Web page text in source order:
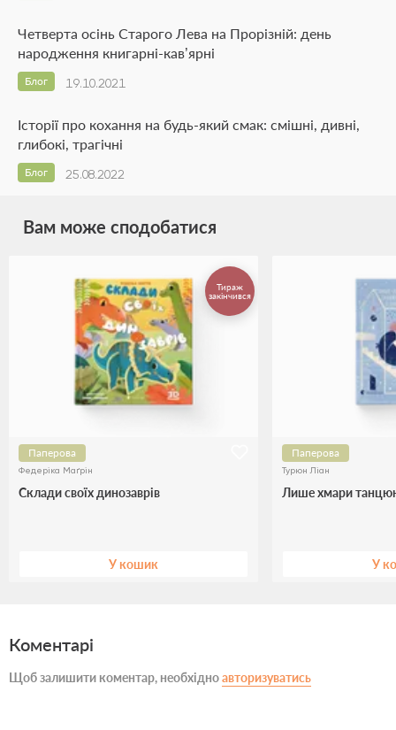
Четверта осінь Старого Лева на Прорізній: день
народження книгарні-кав’ярні
19.10.2021
Блог
Історії про кохання на будь-який смак: смішні, дивні,
глибокі, трагічні
25.08.2022
Блог
Вам може сподобатися
Тираж
закінчився
Паперова
Федеріка Маґрін
Склади своїх динозаврів
У кошик
Паперова
Турюн Ліан
Лише хмари
У
Коментарі
Щоб залишити коментар, необхідноавторизуватись